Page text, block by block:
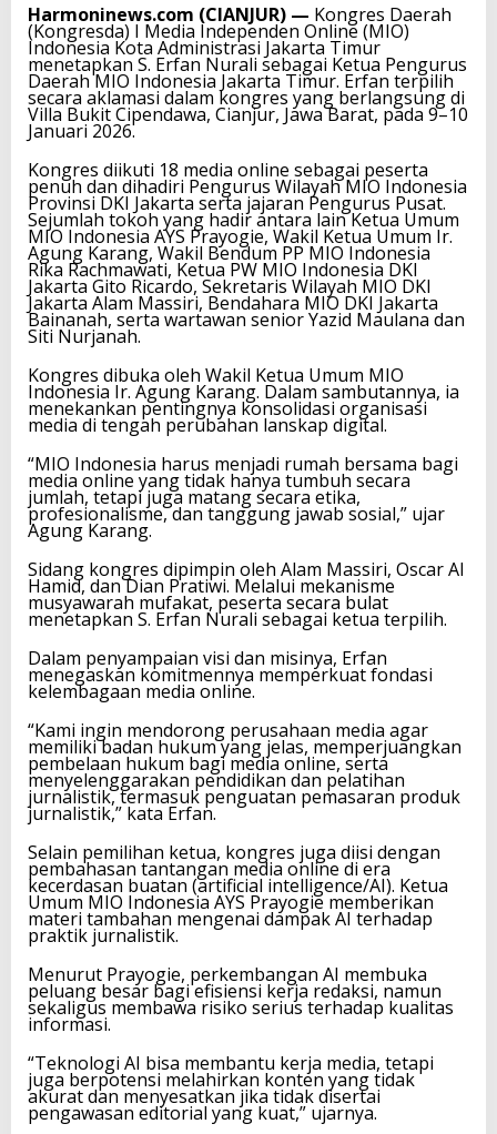
Harmoninews.com (CIANJUR) — Kongres Daerah
(Kongresda) I Media Independen Online (MIO)
Indonesia Kota Administrasi Jakarta Timur
menetapkan S. Erfan Nurali sebagai Ketua Pengurus
Daerah MIO Indonesia Jakarta Timur. Erfan terpilih
secara aklamasi dalam kongres yang berlangsung di
Villa Bukit Cipendawa, Cianjur, Jawa Barat, pada 9–10
Januari 2026.
Kongres diikuti 18 media online sebagai peserta
penuh dan dihadiri Pengurus Wilayah MIO Indonesia
Provinsi DKI Jakarta serta jajaran Pengurus Pusat.
Sejumlah tokoh yang hadir antara lain Ketua Umum
MIO Indonesia AYS Prayogie, Wakil Ketua Umum Ir.
Agung Karang, Wakil Bendum PP MIO Indonesia
Rika Rachmawati, Ketua PW MIO Indonesia DKI
Jakarta Gito Ricardo, Sekretaris Wilayah MIO DKI
Jakarta Alam Massiri, Bendahara MIO DKI Jakarta
Bainanah, serta wartawan senior Yazid Maulana dan
Siti Nurjanah.
Kongres dibuka oleh Wakil Ketua Umum MIO
Indonesia Ir. Agung Karang. Dalam sambutannya, ia
menekankan pentingnya konsolidasi organisasi
media di tengah perubahan lanskap digital.
“MIO Indonesia harus menjadi rumah bersama bagi
media online yang tidak hanya tumbuh secara
jumlah, tetapi juga matang secara etika,
profesionalisme, dan tanggung jawab sosial,” ujar
Agung Karang.
Sidang kongres dipimpin oleh Alam Massiri, Oscar Al
Hamid, dan Dian Pratiwi. Melalui mekanisme
musyawarah mufakat, peserta secara bulat
menetapkan S. Erfan Nurali sebagai ketua terpilih.
Dalam penyampaian visi dan misinya, Erfan
menegaskan komitmennya memperkuat fondasi
kelembagaan media online.
“Kami ingin mendorong perusahaan media agar
memiliki badan hukum yang jelas, memperjuangkan
pembelaan hukum bagi media online, serta
menyelenggarakan pendidikan dan pelatihan
jurnalistik, termasuk penguatan pemasaran produk
jurnalistik,” kata Erfan.
Selain pemilihan ketua, kongres juga diisi dengan
pembahasan tantangan media online di era
kecerdasan buatan (artificial intelligence/AI). Ketua
Umum MIO Indonesia AYS Prayogie memberikan
materi tambahan mengenai dampak AI terhadap
praktik jurnalistik.
Menurut Prayogie, perkembangan AI membuka
peluang besar bagi efisiensi kerja redaksi, namun
sekaligus membawa risiko serius terhadap kualitas
informasi.
“Teknologi AI bisa membantu kerja media, tetapi
juga berpotensi melahirkan konten yang tidak
akurat dan menyesatkan jika tidak disertai
pengawasan editorial yang kuat,” ujarnya.